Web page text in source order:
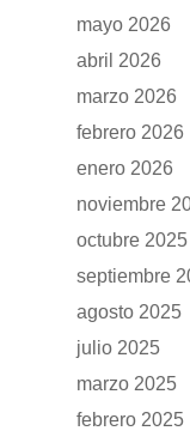
mayo 2026
abril 2026
marzo 2026
febrero 2026
enero 2026
noviembre
octubre 2025
septiembre
agosto 2025
julio 2025
marzo 2025
febrero 2025